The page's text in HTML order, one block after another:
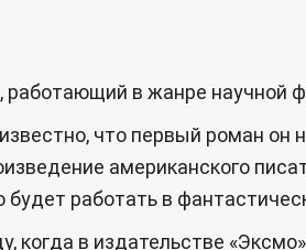
в жанре научной
что первый роман
американского
работать в
в издательстве